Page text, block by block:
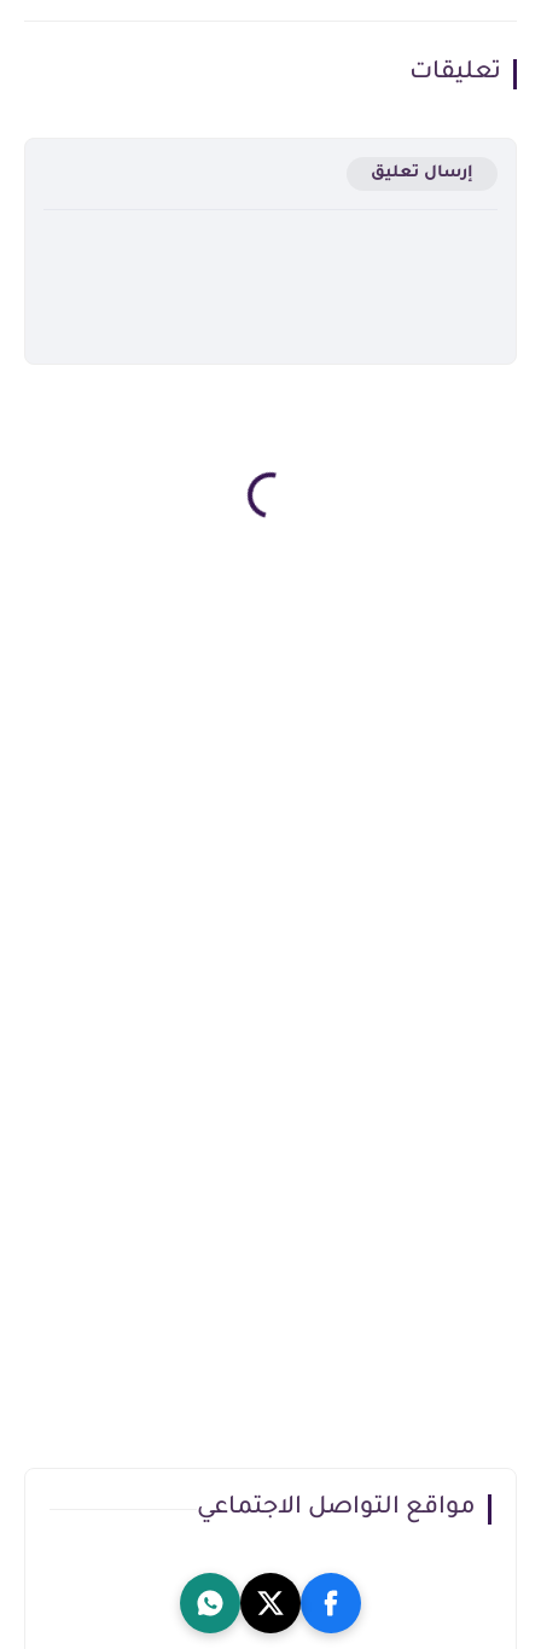
تعليقات
إرسال تعليق
مواقع التواصل الاجتماعي